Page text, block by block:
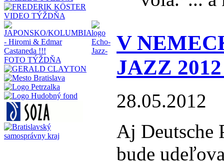
VIDEO TÝŽDŇA
FOTO TÝŽDŇA
V
JAZZ
28.05.2012
Aj Deutsche
bude